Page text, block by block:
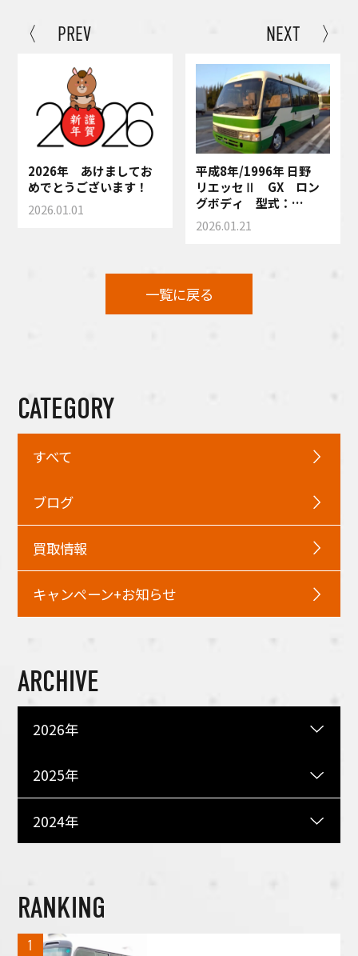
〈 PREV
2026年 あけましてお
めでとうございます！
2026.01.01
NEXT 〉
平成8年/1996年 日野
リエッセⅡ GX ロン
グボディ 型式：
HDB50M AT車 買い
取りさせて頂きました！
2026.01.21
一覧に戻る
CATEGORY
すべて
ブログ
買取情報
キャンペーン+お知らせ
ARCHIVE
2026年
2025年
2024年
RANKING
1